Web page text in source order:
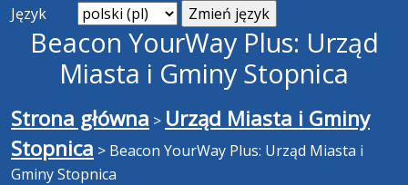
Język
Beacon YourWay Plus: Urząd
Miasta i Gminy Stopnica
Strona główna > Urząd Miasta i Gminy
Stopnica > Beacon YourWay Plus: Urząd Miasta i
Gminy Stopnica